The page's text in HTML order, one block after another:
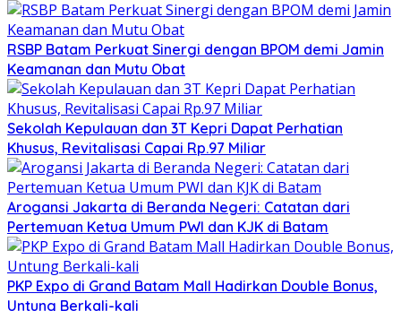
RSBP Batam Perkuat Sinergi dengan BPOM demi Jamin
Keamanan dan Mutu Obat
Sekolah Kepulauan dan 3T Kepri Dapat Perhatian
Khusus, Revitalisasi Capai Rp.97 Miliar
Arogansi Jakarta di Beranda Negeri: Catatan dari
Pertemuan Ketua Umum PWI dan KJK di Batam
PKP Expo di Grand Batam Mall Hadirkan Double Bonus,
Untung Berkali-kali